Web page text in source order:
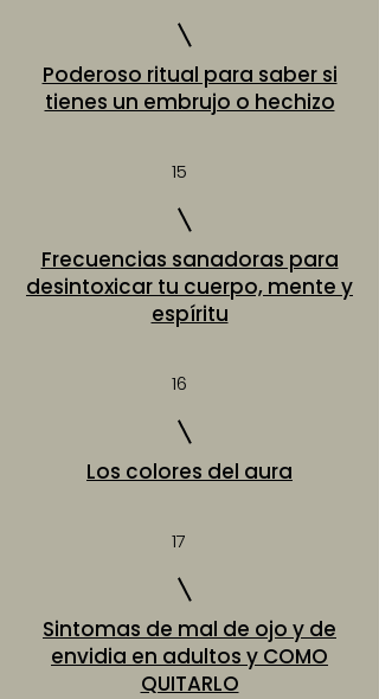
Poderoso ritual para saber si
tienes un embrujo o hechizo
15
Frecuencias sanadoras para
desintoxicar tu cuerpo, mente y
espíritu
16
Los colores del aura
17
Sintomas de mal de ojo y de
envidia en adultos y COMO
QUITARLO